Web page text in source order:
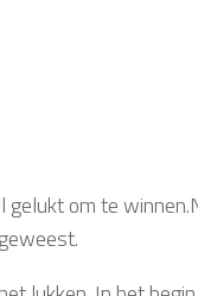
om te